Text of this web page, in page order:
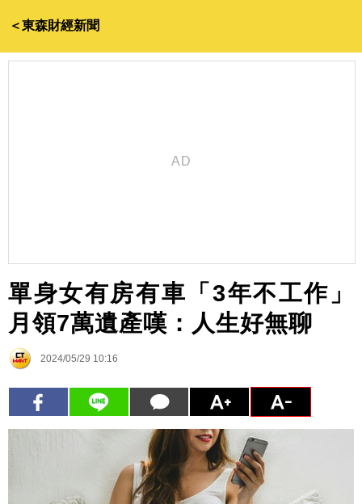
＜東森財經新聞
單身女有房有車「3年不工作」
月領7萬遺產嘆：人生好無聊
2024/05/29 10:16